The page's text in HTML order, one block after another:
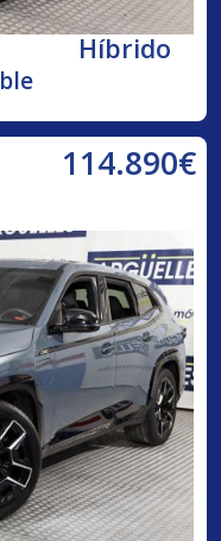
Híbrido
114.890€